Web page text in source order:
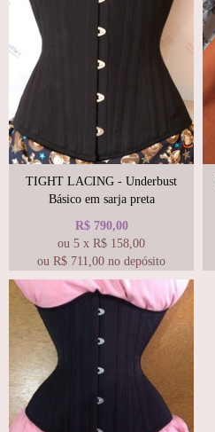
TIGHT LACING - Underbust
Básico em sarja preta
R$ 790,00
ou 5 x R$ 158,00
ou R$ 711,00 no depósito